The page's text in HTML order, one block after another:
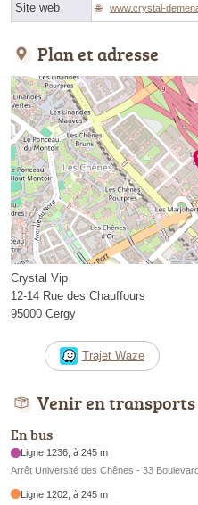
Site web www.crystal-
Plan et adresse
Crystal Vip
12-14 Rue des Chauffours
95000 Cergy
Trajet Waze
Venir en
En bus
Ligne 1236, à 245 m
Arrêt Université des Chênes - 33
Ligne 1202, à 245 m